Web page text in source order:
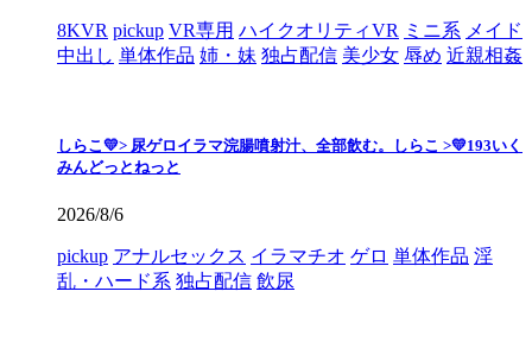
8KVR pickup VR専用 ハイクオリティVR ミニ系 メイド
中出し 単体作品 姉・妹 独占配信 美少女 辱め 近親相姦
しらこ💛> 尿ゲロイラマ浣腸噴射汁、全部飲む。しらこ >💛193いく
みんどっとねっと
2026/8/6
pickup アナルセックス イラマチオ ゲロ 単体作品 淫
乱・ハード系 独占配信 飲尿